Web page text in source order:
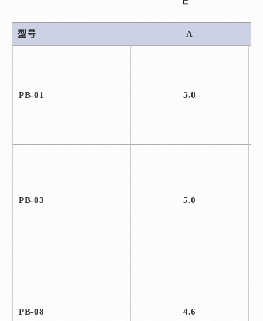
型号 A
PB-01 5.0
PB-03 5.0
PB-08 4.6